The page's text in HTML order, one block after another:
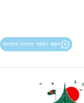
আপনার মতামত প্রদান করুন